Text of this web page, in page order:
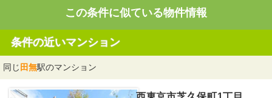
この条件に似ている物件情報
条件の近いマンション
同じ 田無駅のマンション